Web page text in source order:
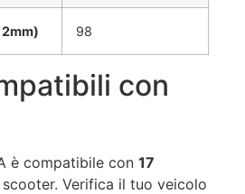
98
con
è compatibile con 17
Verifica il tuo veicolo